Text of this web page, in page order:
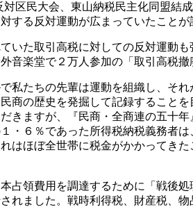
対区民大会、東山納税民主化同盟結
する反対運動が広まっていたこと
いた取引高税に対しての反対運動も
音楽堂で２万人参加の「取引高税
私たちの先輩は運動を組織し、そ
商の歴史を発掘して記録すること
きますが、『民商・全商連の五十
１・６％であった所得税納税義務者
はほぼ全世帯に税金がかかってき
占領費用を調達するために「戦後
れました。戦時利得税、財産税、